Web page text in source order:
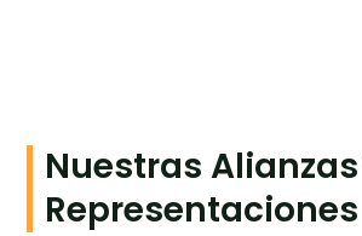
Nuestras
Representaciones